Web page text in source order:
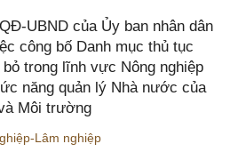
UBND của Ủy ban nhân dân
công bố Danh mục thủ tục
trong lĩnh vực Nông nghiệp
năng quản lý Nhà nước của
Môi trường
Lâm nghiệp